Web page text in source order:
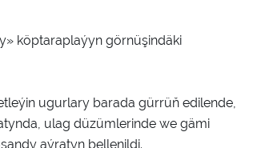
köptaraplaýyn görnüşindäki
ugurlary barada gürrüň edilende,
ulag düzümlerinde we gämi
aýratyn bellenildi.